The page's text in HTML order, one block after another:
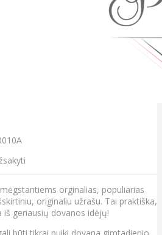
orginalias, populiarias
originaliu užrašu. Tai praktiška,
iš geriausių dovanos idėjų!